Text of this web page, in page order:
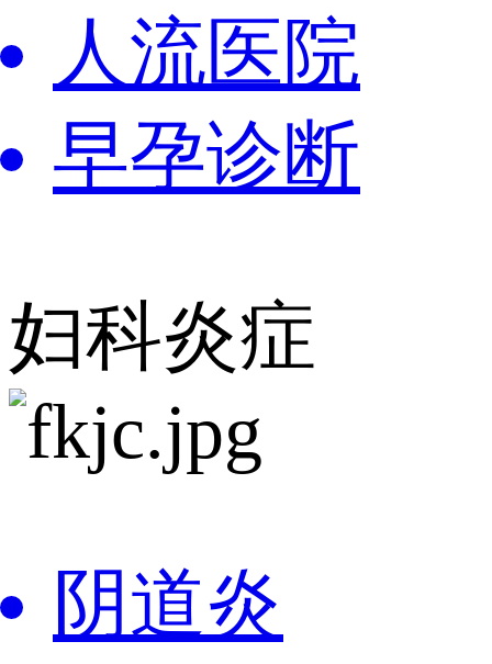
人流医院
早孕诊断
妇科炎症
阴道炎